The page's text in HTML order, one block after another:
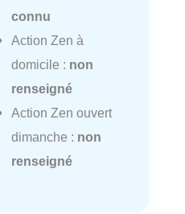
connu
Action Zen à
domicile : non
renseigné
Action Zen ouvert
dimanche : non
renseigné